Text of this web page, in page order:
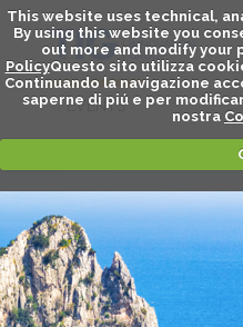
This website uses technical,
By using this website you
out more and modify your
PolicyQuesto sito utilizza
Continuando la navigazione
saperne di piú e per
nostra
EVENTS